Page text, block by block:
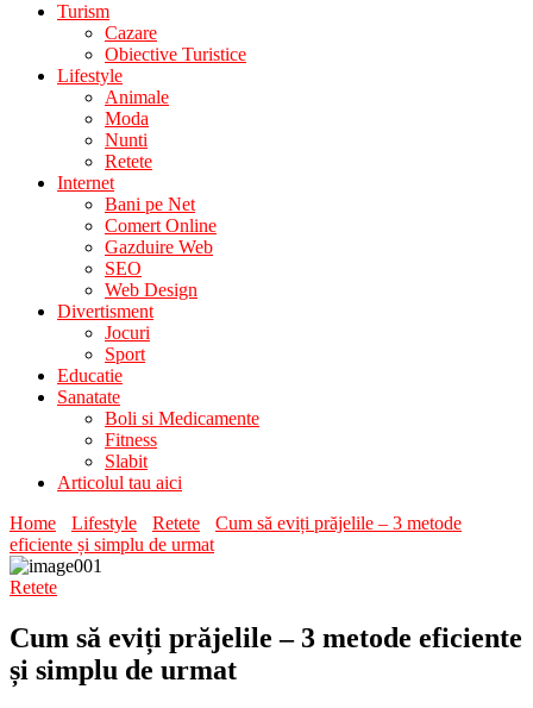
Turism
Cazare
Obiective Turistice
Lifestyle
Animale
Moda
Nunti
Retete
Internet
Bani pe Net
Comert Online
Gazduire Web
SEO
Web Design
Divertisment
Jocuri
Sport
Educatie
Sanatate
Boli si Medicamente
Fitness
Slabit
Articolul tau aici
Home
Lifestyle Retete
Cum să eviți prăjelile – 3 metode
eficiente și simplu de urmat
Retete
Cum să eviți prăjelile – 3 metode eficiente
și simplu de urmat